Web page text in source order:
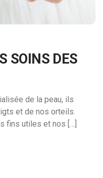
SOINS DES
de la peau, ils
et de nos orteils.
fins utiles et nos […]